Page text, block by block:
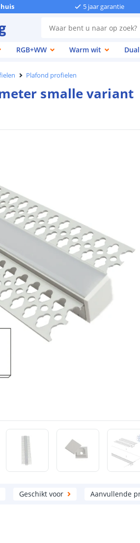
5 jaar garantie
RGB+WW Warm wit
Plafond profielen
smalle variant
Geschikt voor Aanvullende